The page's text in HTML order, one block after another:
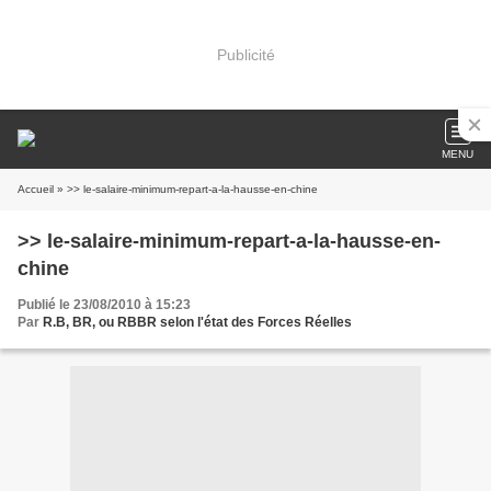
Publicité
MENU
Accueil » >> le-salaire-minimum-repart-a-la-hausse-en-chine
>> le-salaire-minimum-repart-a-la-hausse-en-
chine
Publié le 23/08/2010 à 15:23
Par R.B, BR, ou RBBR selon l'état des Forces Réelles